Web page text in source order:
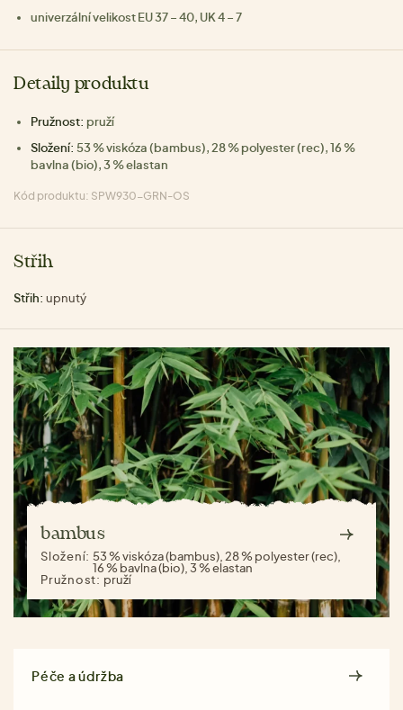
univerzální velikost EU 37 – 40, UK 4 – 7
Detaily produktu
Pružnost: pruží
Složení: 53 % viskóza (bambus), 28 % polyester (rec), 16 %
bavlna (bio), 3 % elastan
Kód produktu: SPW930-GRN-OS
Střih
Střih: upnutý
bambus
Složení: 53 % viskóza (bambus), 28 % polyester (rec),
16 % bavlna (bio), 3 % elastan
Pružnost: pruží
Péče a údržba